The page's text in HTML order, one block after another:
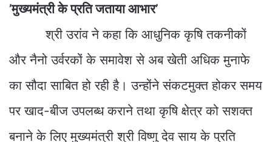
’मुख्यमंत्री के प्रति जताया आभार’
श्री उरांव ने कहा कि आधुनिक कृषि तकनीकों
और नैनो उर्वरकों के समावेश से अब खेती अधिक मुनाफे
का सौदा साबित हो रही है। उन्होंने संकटमुक्त होकर समय
पर खाद-बीज उपलब्ध कराने तथा कृषि क्षेत्र को सशक्त
बनाने के लिए मुख्यमंत्री श्री विष्णु देव साय के प्रति